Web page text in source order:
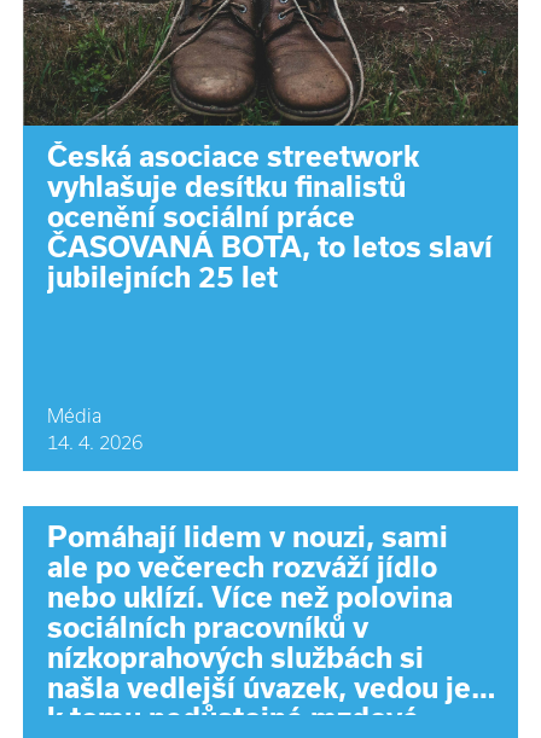
Česká asociace streetwork
vyhlašuje desítku finalistů
ocenění sociální práce
ČASOVANÁ BOTA, to letos slaví
jubilejních 25 let
Média
14. 4. 2026
Pomáhají lidem v nouzi, sami
ale po večerech rozváží jídlo
nebo uklízí. Více než polovina
sociálních pracovníků v
nízkoprahových službách si
našla vedlejší úvazek, vedou je
k tomu nedůstojné mzdové